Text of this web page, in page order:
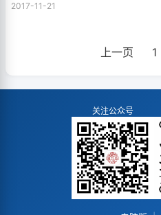
2017-11-21
上一页 1
关注公众号